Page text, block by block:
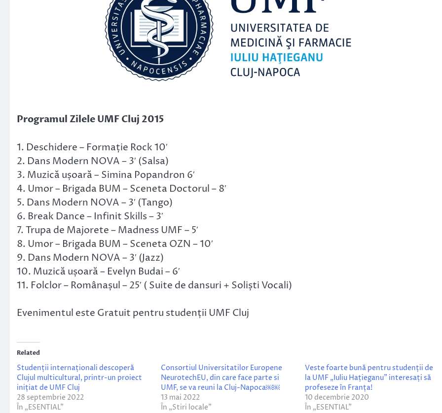
Programul Zilele UMF Cluj 2015
1. Deschidere – Formație Rock 10′
2. Dans Modern NOVA – 3′ (Salsa)
3. Muzică ușoară – Simina Popandron 6′
4. Umor – Brigada BUM – Sceneta Doctorul – 8′
5. Dans Modern NOVA – 3′ (Tango)
6. Break Dance – Infinit Skills – 3′
7. Trupa de Majorete – Madness UMF – 5′
8. Umor – Brigada BUM – Sceneta OZN – 10′
9. Dans Modern NOVA – 3′ (Jazz)
10. Muzică ușoară – Evelyn Budai – 6′
11. Folclor – Românașul – 25′ ( Suite de dansuri + Soliști Vocali)
Evenimentul este Gratuit pentru studenții UMF Cluj
Related
Studenții internaționali descoperă
Clujul multicultural, printr-un proiect
inițiat de UMF Cluj
28 septembrie 2022
În „ESENTIAL”
Consortiul Universitatilor Europene
NeurotechEU, din care face parte si
UMF, se va reuni la Cluj-Napoca￼￼
13 mai 2022
În „Stiri locale”
Veste foarte bună pentru studenții de
la UMF „Iuliu Hațieganu” interesați să
profeseze în Franța!
10 decembrie 2020
În „ESENTIAL”